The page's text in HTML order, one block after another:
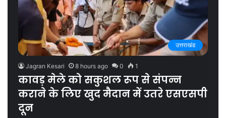
उत्तराखंड
Jagran Kesari 8 hours ago 0 1
कावड़ मेले को सकुशल रूप से संपन्न
कराने के लिए खुद मैदान में उतरे एसएसपी
दून